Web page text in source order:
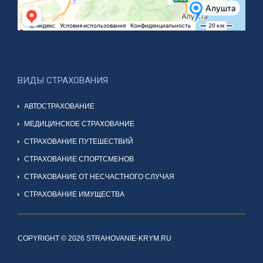
ВИДЫ СТРАХОВАНИЯ
АВТОСТРАХОВАНИЕ
МЕДИЦИНСКОЕ СТРАХОВАНИЕ
СТРАХОВАНИЕ ПУТЕШЕСТВИЙ
СТРАХОВАНИЕ СПОРТСМЕНОВ
СТРАХОВАНИЕ ОТ НЕСЧАСТНОГО СЛУЧАЯ
СТРАХОВАНИЕ ИМУЩЕСТВА
COPYRIGHT © 2026 STRAHOVANIE-KRYM.RU